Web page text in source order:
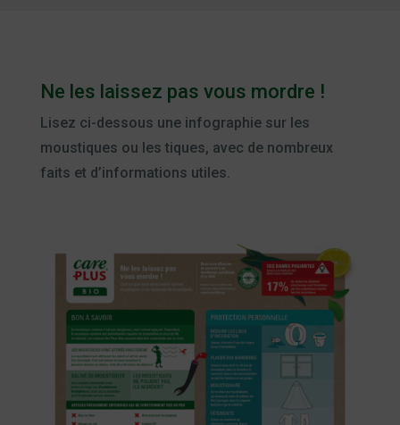
Ne les laissez pas vous mordre !
Lisez ci-dessous une infographie sur les
moustiques ou les tiques, avec de nombreux
faits et d’informations utiles.